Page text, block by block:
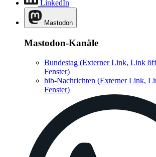
LinkedIn
Mastodon
Mastodon-Kanäle
Bundestag (Externer Link, Link
Fenster)
hib-Nachrichten (Externer Link,
Fenster)